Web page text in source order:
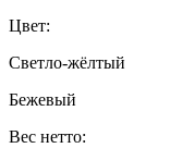
Цвет:
Светло-жёлтый
Бежевый
Вес нетто: